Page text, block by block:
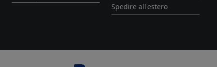
Spedire all'estero